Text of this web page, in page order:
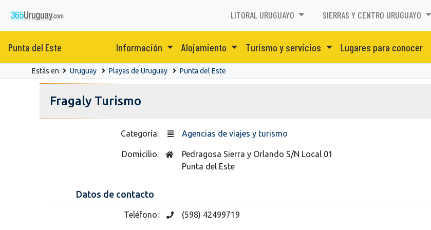
LITORAL URUGUAYO SIERRAS Y CENTRO URUGUAYO
Punta del Este Información Alojamiento Turismo y servicios Lugares para conocer
Estás en Uruguay Playas de Uruguay Punta del Este
Fragaly Turismo
Categoría: Agencias de viajes y turismo
Domicilio:
Pedragosa Sierra y Orlando S/N Local 01
Punta del Este
Datos de contacto
Teléfono: (598) 42499719